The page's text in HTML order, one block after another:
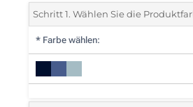
Schritt 1. Wählen Sie die
* Farbe wählen: